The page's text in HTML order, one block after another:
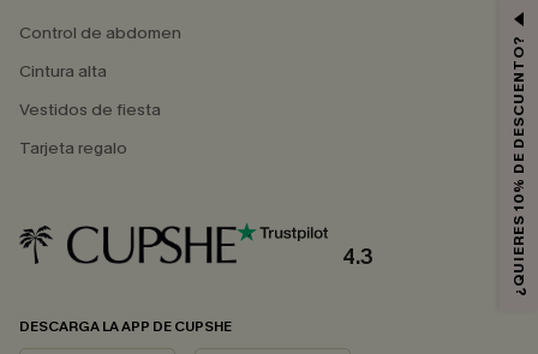
Control de abdomen
Cintura alta
Vestidos de fiesta
Tarjeta regalo
4.3
DESCARGA LA APP DE CUPSHE
¿QUIERES 10% DE DESCUENTO?